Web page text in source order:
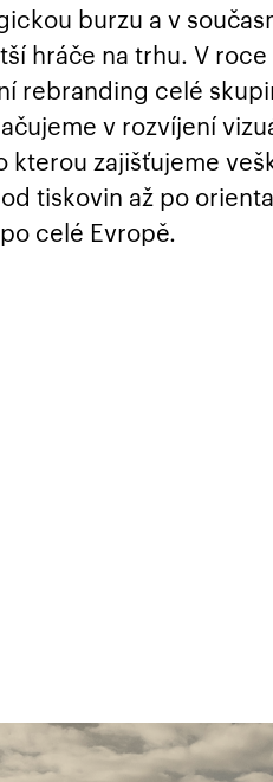
burzu a v
hráče na trhu. V roce
rebranding celé
v rozvíjení
kterou zajišťujeme
tiskovin až po
celé Evropě.